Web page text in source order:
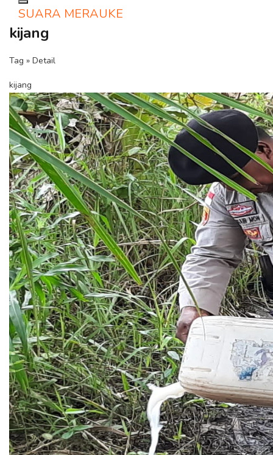
Toggle navigation
SUARA MERAUKE
kijang
Tag » Detail
kijang